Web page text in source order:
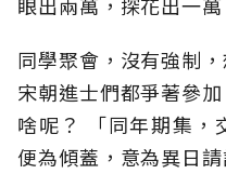
同學聚會，沒有強制
宋朝進士們都爭著參
啥呢？ 「同年期集，
便為傾蓋，意為異日